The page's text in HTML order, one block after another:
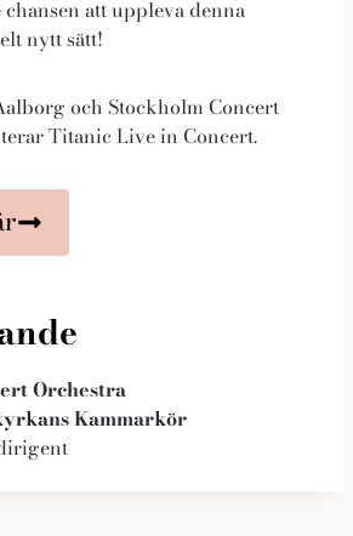
att uppleva denna
nytt sätt!
och Stockholm Concert
Titanic Live in Concert.
Orchestra
Kammarkör